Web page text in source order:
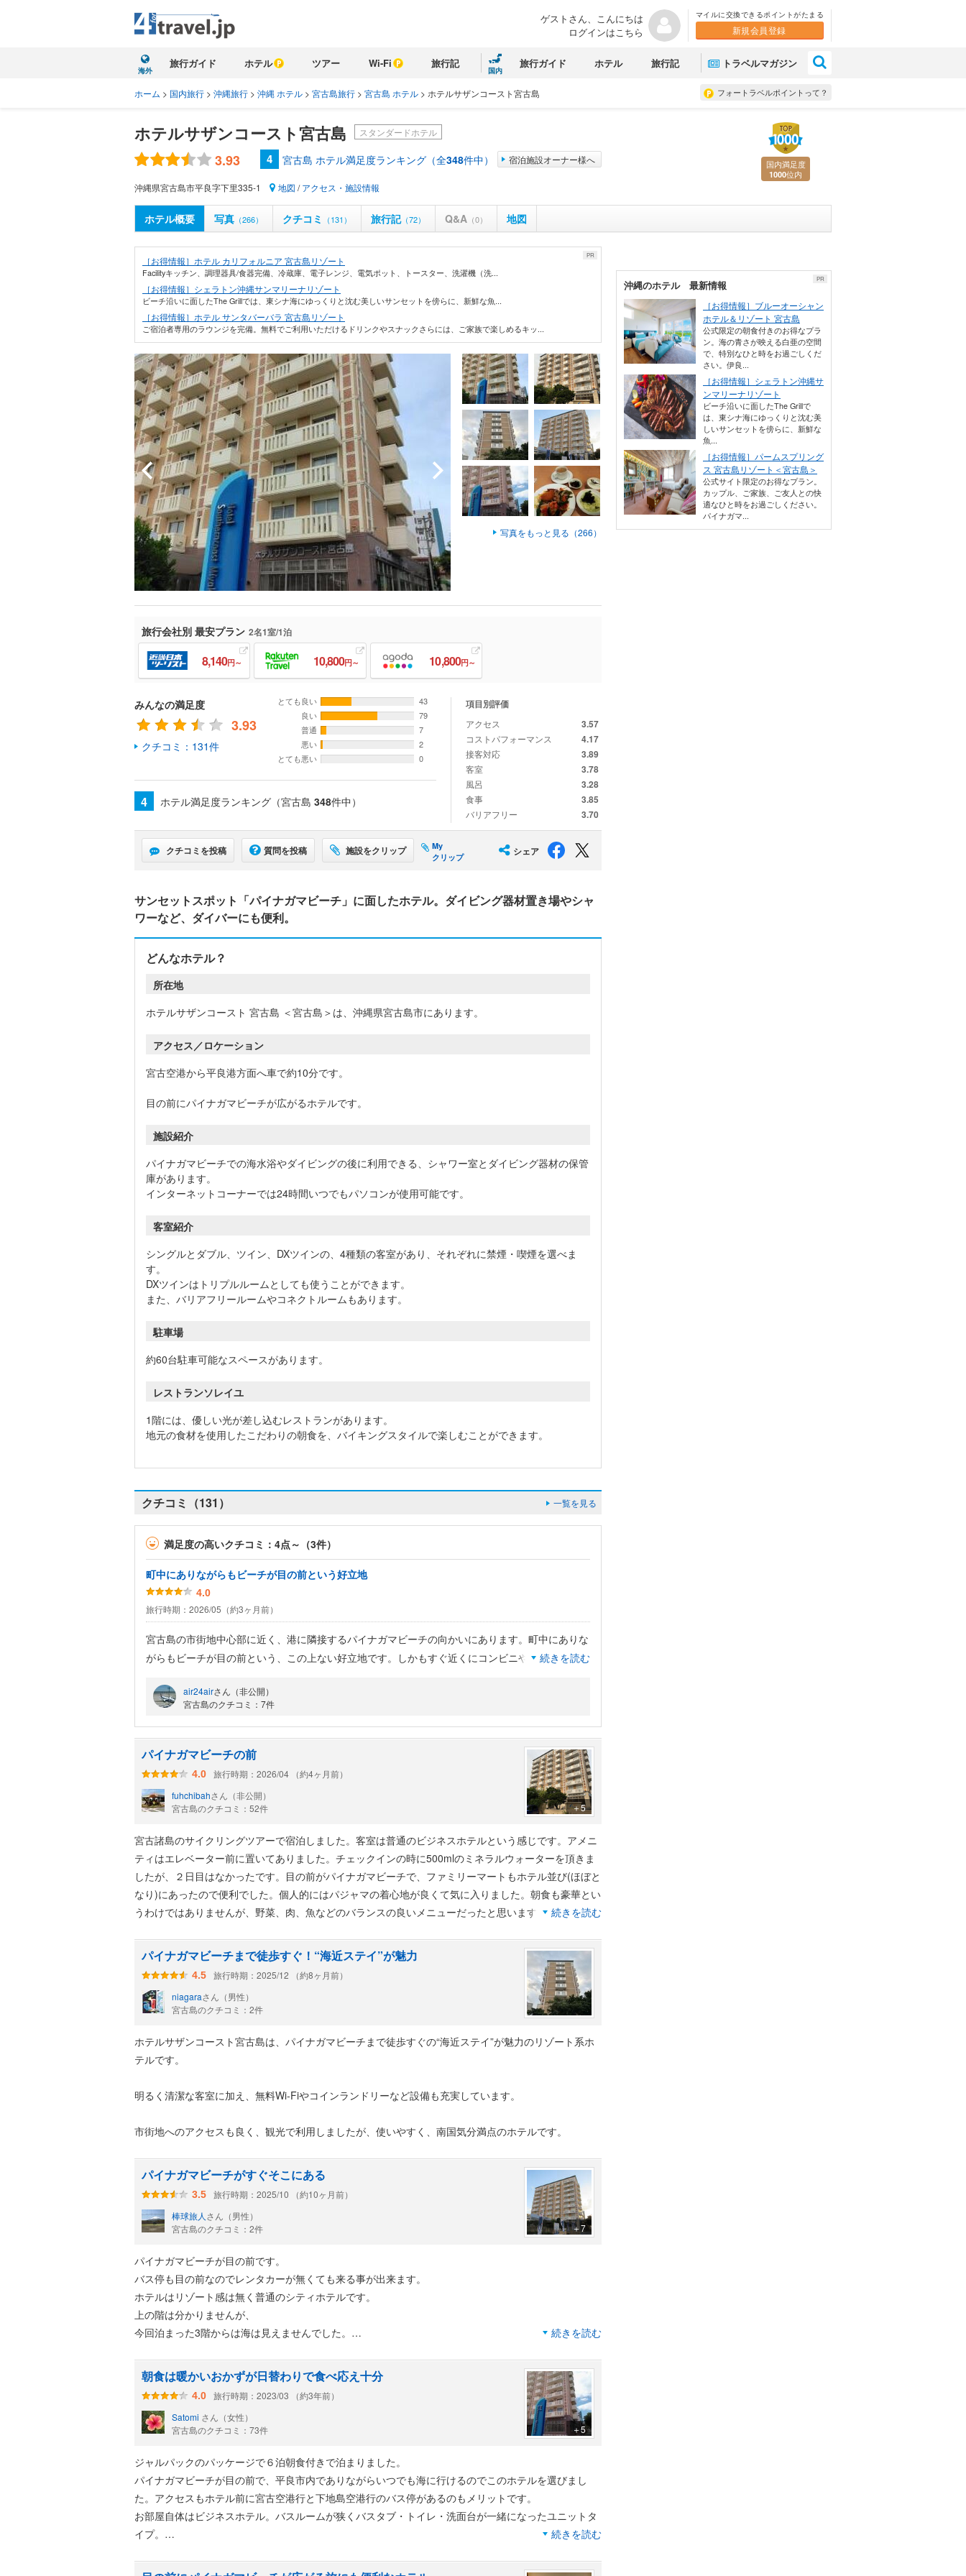
ゲストさん、こんにちは
ログインはこちら
マイルに交換できるポイントがたまる
新規会員登録
海外
旅行ガイド ホテル ツアー Wi-Fi 旅行記
国内
旅行ガイド ホテル 旅行記 トラベルマガジン
フォートラベルポイントって？
ホーム > 国内旅行 > 沖縄旅行 > 沖縄 ホテル > 宮古島旅行 > 宮古島 ホテル > ホテルサザンコースト宮古島
ホテルサザンコースト宮古島 スタンダードホテル
3.93 4 宮古島 ホテル満足度ランキング（全348件中） 宿泊施設オーナー様へ
沖縄県宮古島市平良字下里335-1 地図 /アクセス・施設情報
国内満足度
1000位内
ホテル概要 写真 （266） クチコミ （131） 旅行記（72） Q&A （0） 地図
PR
［お得情報］ホテル カリフォルニア 宮古島リゾート
Facilityキッチン、調理器具/食器完備、冷蔵庫、電子レンジ、電気ポット、トースター、洗濯機（洗...
［お得情報］シェラトン沖縄サンマリーナリゾート
ビーチ沿いに面したThe Grillでは、東シナ海にゆっくりと沈む美しいサンセットを傍らに、新鮮な魚...
［お得情報］ホテル サンタバーバラ 宮古島リゾート
ご宿泊者専用のラウンジを完備。無料でご利用いただけるドリンクやスナックさらには、ご家族で楽しめるキッ...
写真をもっと見る（266）
旅行会社別 最安プラン 2名1室/1泊
8,140円～ 10,800円～ 10,800円～
みんなの満足度
3.93
クチコミ：131件
とても良い
43
良い
79
普通
7
悪い
2
とても悪い
0
4 ホテル満足度ランキング（宮古島 348件中）
項目別評価
アクセス 3.57
コストパフォーマンス 4.17
接客対応 3.89
客室 3.78
風呂 3.28
食事 3.85
バリアフリー 3.70
クチコミを投稿 質問を投稿 施設をクリップ
My
クリップ
シェア
サンセットスポット「パイナガマビーチ」に面したホテル。ダイビング器材置き場やシャ
ワーなど、ダイバーにも便利。
どんなホテル？
所在地
ホテルサザンコースト 宮古島 ＜宮古島＞は、沖縄県宮古島市にあります。
アクセス／ロケーション
宮古空港から平良港方面へ車で約10分です。
目の前にパイナガマビーチが広がるホテルです。
施設紹介
パイナガマビーチでの海水浴やダイビングの後に利用できる、シャワー室とダイビング器材の保管
庫があります。
インターネットコーナーでは24時間いつでもパソコンが使用可能です。
客室紹介
シングルとダブル、ツイン、DXツインの、4種類の客室があり、それぞれに禁煙・喫煙を選べま
す。
DXツインはトリプルルームとしても使うことができます。
また、バリアフリールームやコネクトルームもあります。
駐車場
約60台駐車可能なスペースがあります。
レストランソレイユ
1階には、優しい光が差し込むレストランがあります。
地元の食材を使用したこだわりの朝食を、バイキングスタイルで楽しむことができます。
クチコミ（131） 一覧を見る
満足度の高いクチコミ：4点～（3件）
町中にありながらもビーチが目の前という好立地
4.0
旅行時期：2026/05（約3ヶ月前）
宮古島の市街地中心部に近く、港に隣接するパイナガマビーチの向かいにあります。町中にありな
がらもビーチが目の前という、この上ない好立地です。しかもすぐ近くにコンビニやカフェ、レス
ツインルームに泊まりました。ビーチが目の前ということで、部屋のベランダに出れば海がよく見
える絶景でした。これだけで評価はプラスです。部屋の広さもわりとありますし、清潔感もしっか
朝食はビュッフェになっていて、和食・洋食どちらも揃っています。沖縄の料理もあり、朝からい
ろいろいただけて楽しかったですし、美味しかったです。
フロントスタッフも皆さん感じがよく、接客面でも良かったです。
立地がよく、ビーチが目の前という、街中にいながらもリゾート感が味わえるいいホテルでした。
続きを読む
air24airさん（非公開）
宮古島のクチコミ：7件
パイナガマビーチの前
4.0
旅行時期：2026/04 （約4ヶ月前）
fuhchibahさん（非公開）
宮古島のクチコミ：52件
＋5
宮古諸島のサイクリングツアーで宿泊しました。客室は普通のビジネスホテルという感じです。アメニ
ティはエレベーター前に置いてありました。チェックインの時に500mlのミネラルウォーターを頂きま
したが、２日目はなかったです。目の前がパイナガマビーチで、ファミリーマートもホテル並び(ほぼと
なり)にあったので便利でした。個人的にはパジャマの着心地が良くて気に入りました。朝食も豪華とい
うわけではありませんが、野菜、肉、魚などのバランスの良いメニューだったと思います。 続きを読む
パイナガマビーチまで徒歩すぐ！“海近ステイ”が魅力
4.5
旅行時期：2025/12 （約8ヶ月前）
niagaraさん（男性）
宮古島のクチコミ：2件
ホテルサザンコースト宮古島は、パイナガマビーチまで徒歩すぐの“海近ステイ”が魅力のリゾート系ホ
テルです。
明るく清潔な客室に加え、無料Wi‑Fiやコインランドリーなど設備も充実しています。
市街地へのアクセスも良く、観光で利用しましたが、使いやすく、南国気分満点のホテルです。
パイナガマビーチがすぐそこにある
3.5
旅行時期：2025/10 （約10ヶ月前）
棒球旅人 さん（男性）
宮古島のクチコミ：2件
＋7
パイナガマビーチが目の前です。
バス停も目の前なのでレンタカーが無くても来る事が出来ます。
ホテルはリゾート感は無く普通のシティホテルです。
上の階は分かりませんが、
今回泊まった3階からは海は見えませんでした。
会場は広くはないので早い時間に行く事をおすすめします。
頑張って歩けば繁華街も20分位で着きますが、
宿の周辺は食べる所は少なかったです。
1日借りても2000円です。
続きを読む
朝食は暖かいおかずが日替わりで食べ応え十分
4.0
旅行時期：2023/03 （約3年前）
Satomi さん（女性）
宮古島のクチコミ：73件
＋5
ジャルパックのパッケージで６泊朝食付きで泊まりました。
パイナガマビーチが目の前で、平良市内でありながらいつでも海に行けるのでこのホテルを選びまし
た。アクセスもホテル前に宮古空港行と下地島空港行のバス停があるのもメリットです。
お部屋自体はビジネスホテル。バスルームが狭くバスタブ・トイレ・洗面台が一緒になったユニットタ
イプ。
朝食はバイキング。種類は少ないですが暖かいおかずが毎日変わって肉や魚もありボリュームがあって
続きを読む
PR
沖縄のホテル 最新情報
［お得情報］ブルーオーシャン
ホテル＆リゾート 宮古島
公式限定の朝食付きのお得なプラ
ン。海の青さが映える白亜の空間
で、特別なひと時をお過ごしくだ
さい。伊良...
［お得情報］シェラトン沖縄サ
ンマリーナリゾート
ビーチ沿いに面したThe Grillで
は、東シナ海にゆっくりと沈む美
しいサンセットを傍らに、新鮮な
魚...
［お得情報］パームスプリング
ス 宮古島リゾート＜宮古島＞
公式サイト限定のお得なプラン。
カップル、ご家族、ご友人との快
適なひと時をお過ごしください。
パイナガマ...